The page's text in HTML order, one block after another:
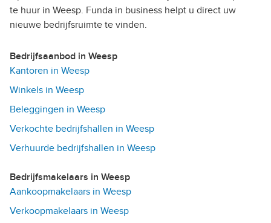
te huur in Weesp. Funda in business helpt u direct uw
nieuwe bedrijfsruimte te vinden.
Bedrijfsaanbod in Weesp
Kantoren in Weesp
Winkels in Weesp
Beleggingen in Weesp
Verkochte bedrijfshallen in Weesp
Verhuurde bedrijfshallen in Weesp
Bedrijfsmakelaars in Weesp
Aankoopmakelaars in Weesp
Verkoopmakelaars in Weesp